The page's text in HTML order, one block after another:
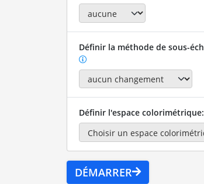
Définir la méthode de sous-
Définir l'espace colorimétrique:
DÉMARRER